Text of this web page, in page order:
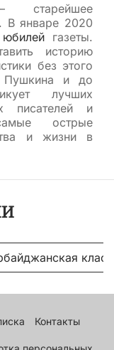
старейшее
В январе 2020
газеты.
историю
без этого
Пушкина и до
лучших
писателей и
острые
и жизни в
Контакты